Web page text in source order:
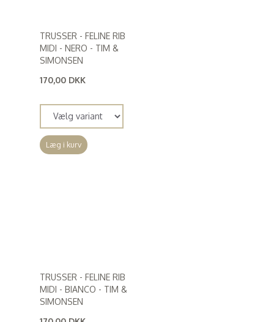
TRUSSER - FELINE RIB
MIDI - NERO - TIM &
SIMONSEN
170,00 DKK
Læg i kurv
TRUSSER - FELINE RIB
MIDI - BIANCO - TIM &
SIMONSEN